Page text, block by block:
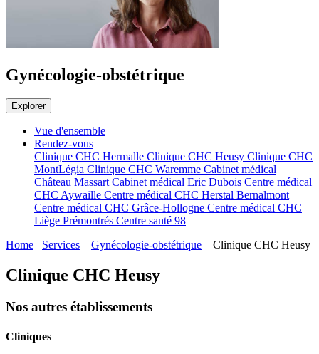
Gynécologie-obstétrique
Explorer
Vue d'ensemble
Rendez-vous
Clinique CHC Hermalle Clinique CHC Heusy Clinique CHC
MontLégia Clinique CHC Waremme Cabinet médical
Château MassartCabinet médical Eric Dubois Centre médical
CHC Aywaille Centre médical CHC Herstal Bernalmont
Centre médical CHC Grâce-Hollogne Centre médical CHC
Liège Prémontrés Centre santé 98
Home
Services Gynécologie-obstétrique Clinique CHC Heusy
Clinique CHC Heusy
Nos autres établissements
Cliniques